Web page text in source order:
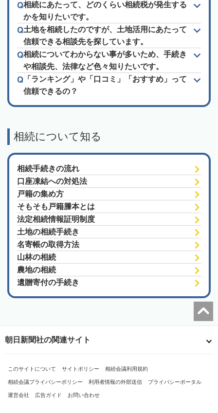
相続にあたって、どのくらい相続税が発生する
かを知りたいです。
土地を相続したのですが、土地活用にあたって
信頼できる相談先を探しています。
相続についてわからない事が多いため、手続き
や相談先、法律など色々知りたいです。
「ランキング」や「口コミ」「おすすめ」って
信頼できるの？
相続について知る
相続手続きの流れ
口座凍結への対処法
戸籍の集め方
そもそも戸籍謄本とは
法定相続情報証明制度
土地の相続手続き
名寄帳の取得方法
山林の相続
農地の相続
遺贈寄付の手続き
朝日新聞社の関連サイト
このサイトについて サイトポリシー 相続会議利用規約
相続会議プライバシーポリシー 利用者情報の外部送信 プライバシーポータル
運営会社 広告ガイド お問い合わせ